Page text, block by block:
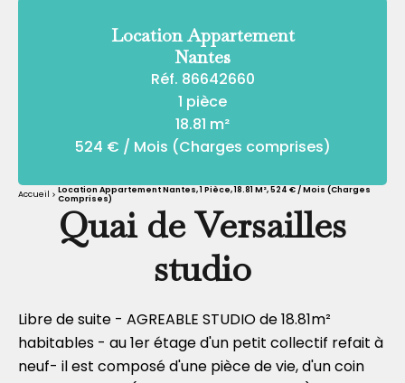
Location Appartement
Nantes
Réf. 86642660
1 pièce
18.81 m²
524 € / Mois (Charges comprises)
Accueil
Location Appartement Nantes, 1 Pièce, 18.81 M², 524 € / Mois (Charges
Comprises)
Quai de Versailles
studio
Libre de suite - AGREABLE STUDIO de 18.81m²
habitables - au 1er étage d'un petit collectif refait à
neuf- il est composé d'une pièce de vie, d'un coin